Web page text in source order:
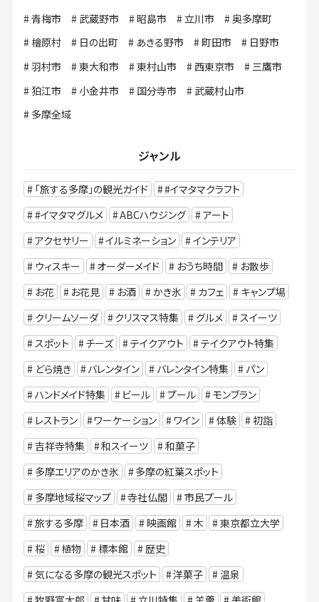
青梅市
武蔵野市 昭島市 立川市
奥多摩町
檜原村
日の出町 あきる野市 町田市
日野市
羽村市
東大和市 東村山市 西東京市
三鷹市
狛江市
小金井市 国分寺市
武蔵村山市
多摩全域
ジャンル
「旅する多摩」の観光ガイド
#イマタマクラフト
#イマタマグルメ
ABCハウジング
アート
アクセサリー
イルミネーション
インテリア
ウィスキー
オーダーメイド おうち時間
お散歩
お花
お花見 お酒 かき氷 カフェ
キャンプ場
クリームソーダ
クリスマス特集 グルメ
スイーツ
スポット
チーズ テイクアウト
テイクアウト特集
どら焼き
バレンタイン バレンタイン特集
パン
ハンドメイド特集
ビール プール
モンブラン
レストラン
ワーケーション ワイン 体験
初詣
吉祥寺特集
和スイーツ
和菓子
多摩エリアのかき氷
多摩の紅葉スポット
多摩地域桜マップ
寺社仏閣
市民プール
旅する多摩
日本酒 映画館 木
東京都立大学
桜
植物 標本館
歴史
気になる多摩の観光スポット
洋菓子
温泉